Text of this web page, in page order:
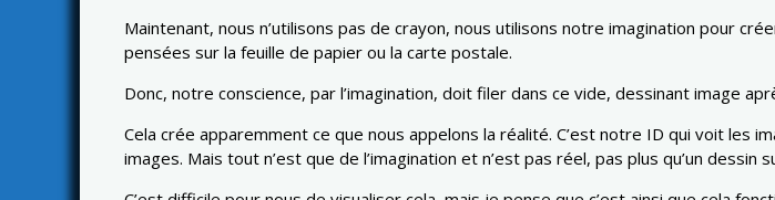
Maintenant, nous n’utilisons pas de crayon, nous utilisons notre imagination pour
pensées sur la feuille de papier ou la carte postale.
Donc, notre conscience, par l’imagination, doit filer dans ce vide, dessinant image
Cela crée apparemment ce que nous appelons la réalité. C’est notre ID qui voit les
images. Mais tout n’est que de l’imagination et n’est pas réel, pas plus qu’un dessin